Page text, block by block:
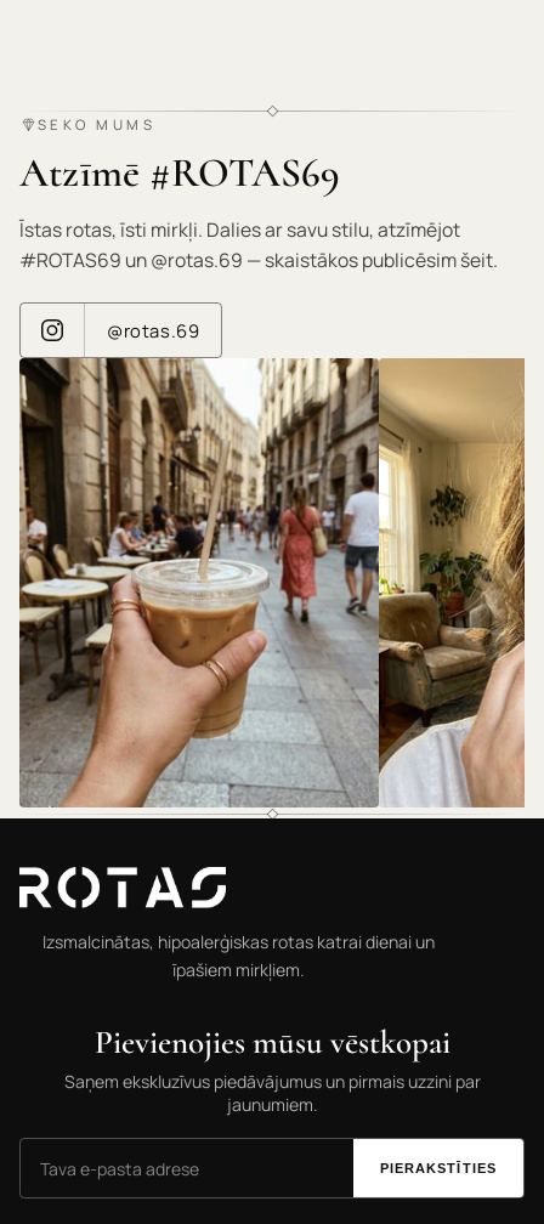
SEKO MUMS
Atzīmē #ROTAS69
Īstas rotas, īsti mirkļi. Dalies ar savu stilu, atzīmējot
#ROTAS69 un @rotas.69 — skaistākos publicēsim šeit.
@rotas.69
Izsmalcinātas, hipoalerģiskas rotas katrai dienai un
īpašiem mirkļiem.
Pievienojies mūsu vēstkopai
Saņem ekskluzīvus piedāvājumus un pirmais uzzini par
jaunumiem.
PIERAKSTĪTIES